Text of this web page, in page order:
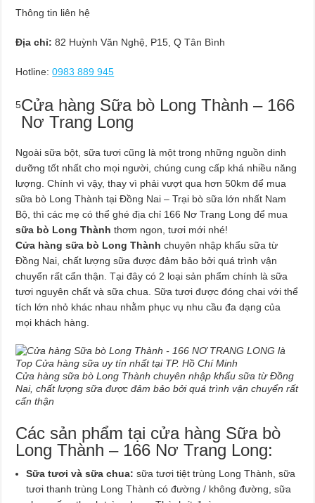
Thông tin liên hệ
Địa chỉ: 82 Huỳnh Văn Nghệ, P15, Q Tân Bình
Hotline: 0983 889 945
5Cửa hàng Sữa bò Long Thành – 166
Nơ Trang Long
Ngoài sữa bột, sữa tươi cũng là một trong những nguồn dinh
dưỡng tốt nhất cho mọi người, chúng cung cấp khá nhiều năng
lượng. Chính vì vậy, thay vì phải vượt qua hơn 50km để mua
sữa bò Long Thành tại Đồng Nai – Trại bò sữa lớn nhất Nam
Bộ, thì các mẹ có thể ghé địa chỉ 166 Nơ Trang Long để mua
sữa bò Long Thành thơm ngon, tươi mới nhé!
Cửa hàng sữa bò Long Thành chuyên nhập khẩu sữa từ
Đồng Nai, chất lượng sữa được đảm bảo bởi quá trình vận
chuyển rất cẩn thận. Tại đây có 2 loại sản phẩm chính là sữa
tươi nguyên chất và sữa chua. Sữa tươi được đóng chai với thể
tích lớn nhỏ khác nhau nhằm phục vụ nhu cầu đa dạng của
mọi khách hàng.
Cửa hàng sữa bò Long Thành chuyên nhập khẩu sữa từ Đồng
Nai, chất lượng sữa được đảm bảo bởi quá trình vận chuyển rất
cẩn thận
Các sản phẩm tại cửa hàng Sữa bò
Long Thành – 166 Nơ Trang Long:
Sữa tươi và sữa chua: sữa tươi tiệt trùng Long Thành, sữa
tươi thanh trùng Long Thành có đường / không đường, sữa